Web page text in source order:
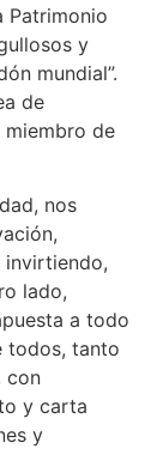
Patrimonio
y
mundial”.
de
miembro de
nos
invirtiendo,
lado,
a todo
todos, tanto
con
y carta
y